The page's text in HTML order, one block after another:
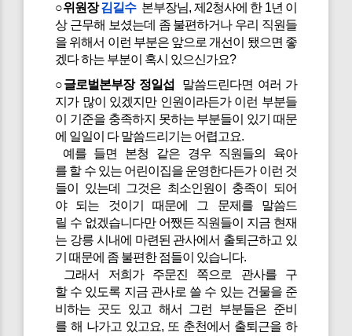
○위원장김길수본부장님, 제2청사에 한 1년 이
상 근무해 보셨는데 좀 불편하거나 우리 직원들
을 위해서 이런 부분은 앞으로 개선이 됐으면 좋
겠다 하는 부분이 혹시 있으신가요?
○글로벌본부장 정일섭 말씀드린다면 여러 가
지가 많이 있겠지만 인원이라든가 이런 부분들
이 기준을 충족하지 못하는 부분들이 있기 때문
에 일일이 다 말씀드리기는 어렵고요.
예를 들면 본청 같은 경우 직원들의 육아
를 할 수 있는 어린이집을 운영한다든가 이런 것
들이 있는데 그것은 최소인원이 충족이 되어
야 되는 것이기 때문에 그 문제를 말씀드
릴 수 없겠습니다만 어쨌든 직원들이 지금 현재
는 강릉 시내에 마련된 관사에서 출퇴근하고 있
기 때문에 좀 불편한 점들이 있습니다.
그래서 저희가 주문진 쪽으로 관사를 구
할 수 있도록 지금 관사로 쓸 수 있는 건물을 준
비하는 곳도 있고 해서 그런 부분들은 준비
를 해 나가고 있고요, 또 춘천에서 출퇴근을 하